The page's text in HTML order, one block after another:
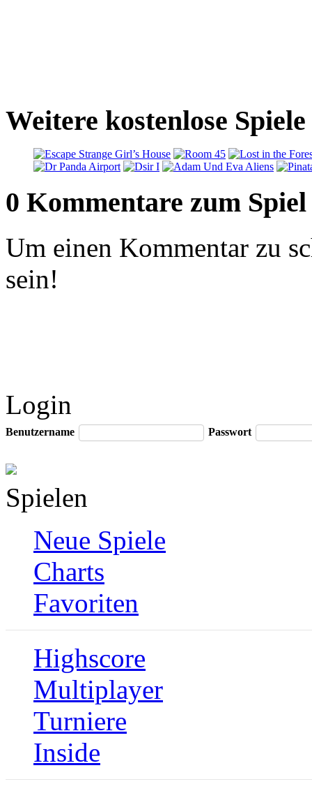
Weitere kostenlose
0 Kommentare zum Spiel
Um einen Kommentar zu
sein!
Login
Benutzername Passwort
Spielen
Neue Spiele
Charts
Favoriten
Highscore
Multiplayer
Turniere
Inside